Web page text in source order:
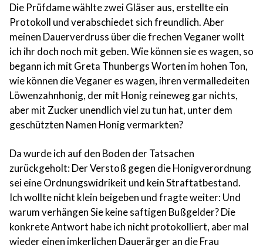
Die Prüfdame wählte zwei Gläser aus, erstellte ein
Protokoll und verabschiedet sich freundlich. Aber
meinen Dauerverdruss über die frechen Veganer wollt
ich ihr doch noch mit geben. Wie können sie es wagen, so
begann ich mit Greta Thunbergs Worten im hohen Ton,
wie können die Veganer es wagen, ihren vermalledeiten
Löwenzahnhonig, der mit Honig reineweg gar nichts,
aber mit Zucker unendlich viel zu tun hat, unter dem
geschützten Namen Honig vermarkten?
Da wurde ich auf den Boden der Tatsachen
zurückgeholt: Der Verstoß gegen die Honigverordnung
sei eine Ordnungswidrikeit und kein Straftatbestand.
Ich wollte nicht klein beigeben und fragte weiter: Und
warum verhängen Sie keine saftigen Bußgelder? Die
konkrete Antwort habe ich nicht protokolliert, aber mal
wieder einen imkerlichen Dauerärger an die Frau